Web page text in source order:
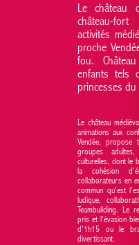
Le château
château-
activités
proche
fou.
enfants tels
princesses du
Le château
animations aux
Vendée, propose
groupes
culturelles, dont le
la cohésion
collaborateurs en
commun qu’est
ludique,
Teambuilding. Le
pris et l’évasion
d’1h15 ou le
divertissant.